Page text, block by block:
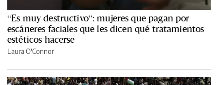
“Es muy destructivo”: mujeres que pagan por
escáneres faciales que les dicen qué tratamientos
estéticos hacerse
Laura O'Connor